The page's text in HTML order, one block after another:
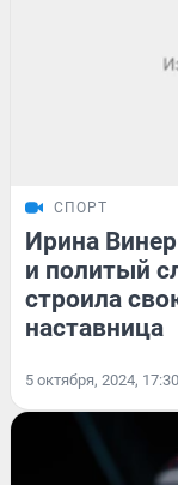
СПОРТ
Ирина
и политый
строила
наставница
5 октября, 2024, 17:30